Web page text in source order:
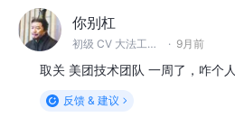
你别杠
初级 CV 大法工程师 · 9月前
取关 美团技术团队 一周了，咋个
反馈 & 建议